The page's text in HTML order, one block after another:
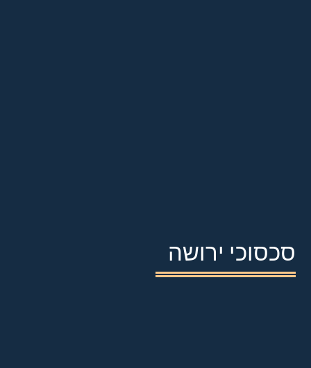
סכסוכי ירושה